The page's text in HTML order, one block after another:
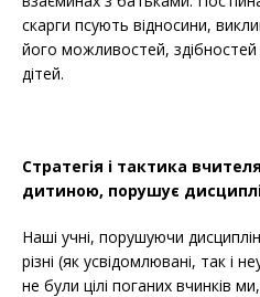
скарги псують відносини,
його можливостей,
дітей.
Стратегія і тактика
дитиною, порушує
Наші учні, порушуючи
різні (як усвідомлювані, так і
не були цілі поганих вчинків